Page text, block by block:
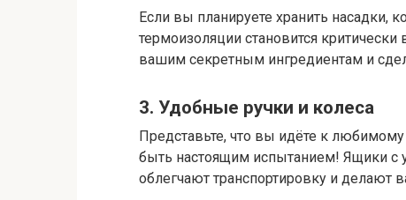
Если вы планируете хранить насадки,
термоизоляции становится
вашим секретным ингредиентам и
3. Удобные ручки и колеса
Представьте, что вы идёте к
быть настоящим испытанием! Ящики с
облегчают транспортировку и